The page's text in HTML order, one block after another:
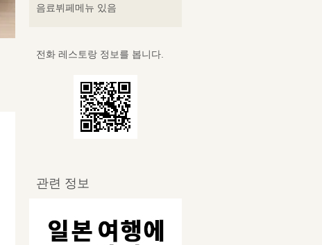
음료뷔페메뉴 있음
전화 레스토랑 정보를 봅니다.
관련 정보